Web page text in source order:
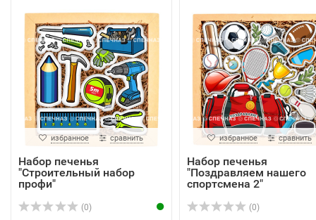
избранное сравнить
Набор печенья
"Строительный набор
профи"
(0)
избранное сравнить
Набор печенья
"Поздравляем нашего
спортсмена 2"
(0)